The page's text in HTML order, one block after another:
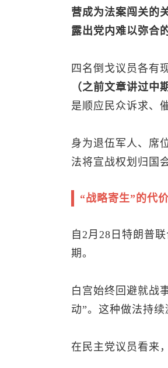
营成为法案闯关的
露出党内难以弥合
四名倒戈议员各有
（之前文章讲过中
是顺应民众诉求、
身为退伍军人、席
法将宣战权划归国
“战略寄生”的代
自2月28日特朗普
期。
白宫始终回避就战
动”。这种做法持续
在民主党议员看来